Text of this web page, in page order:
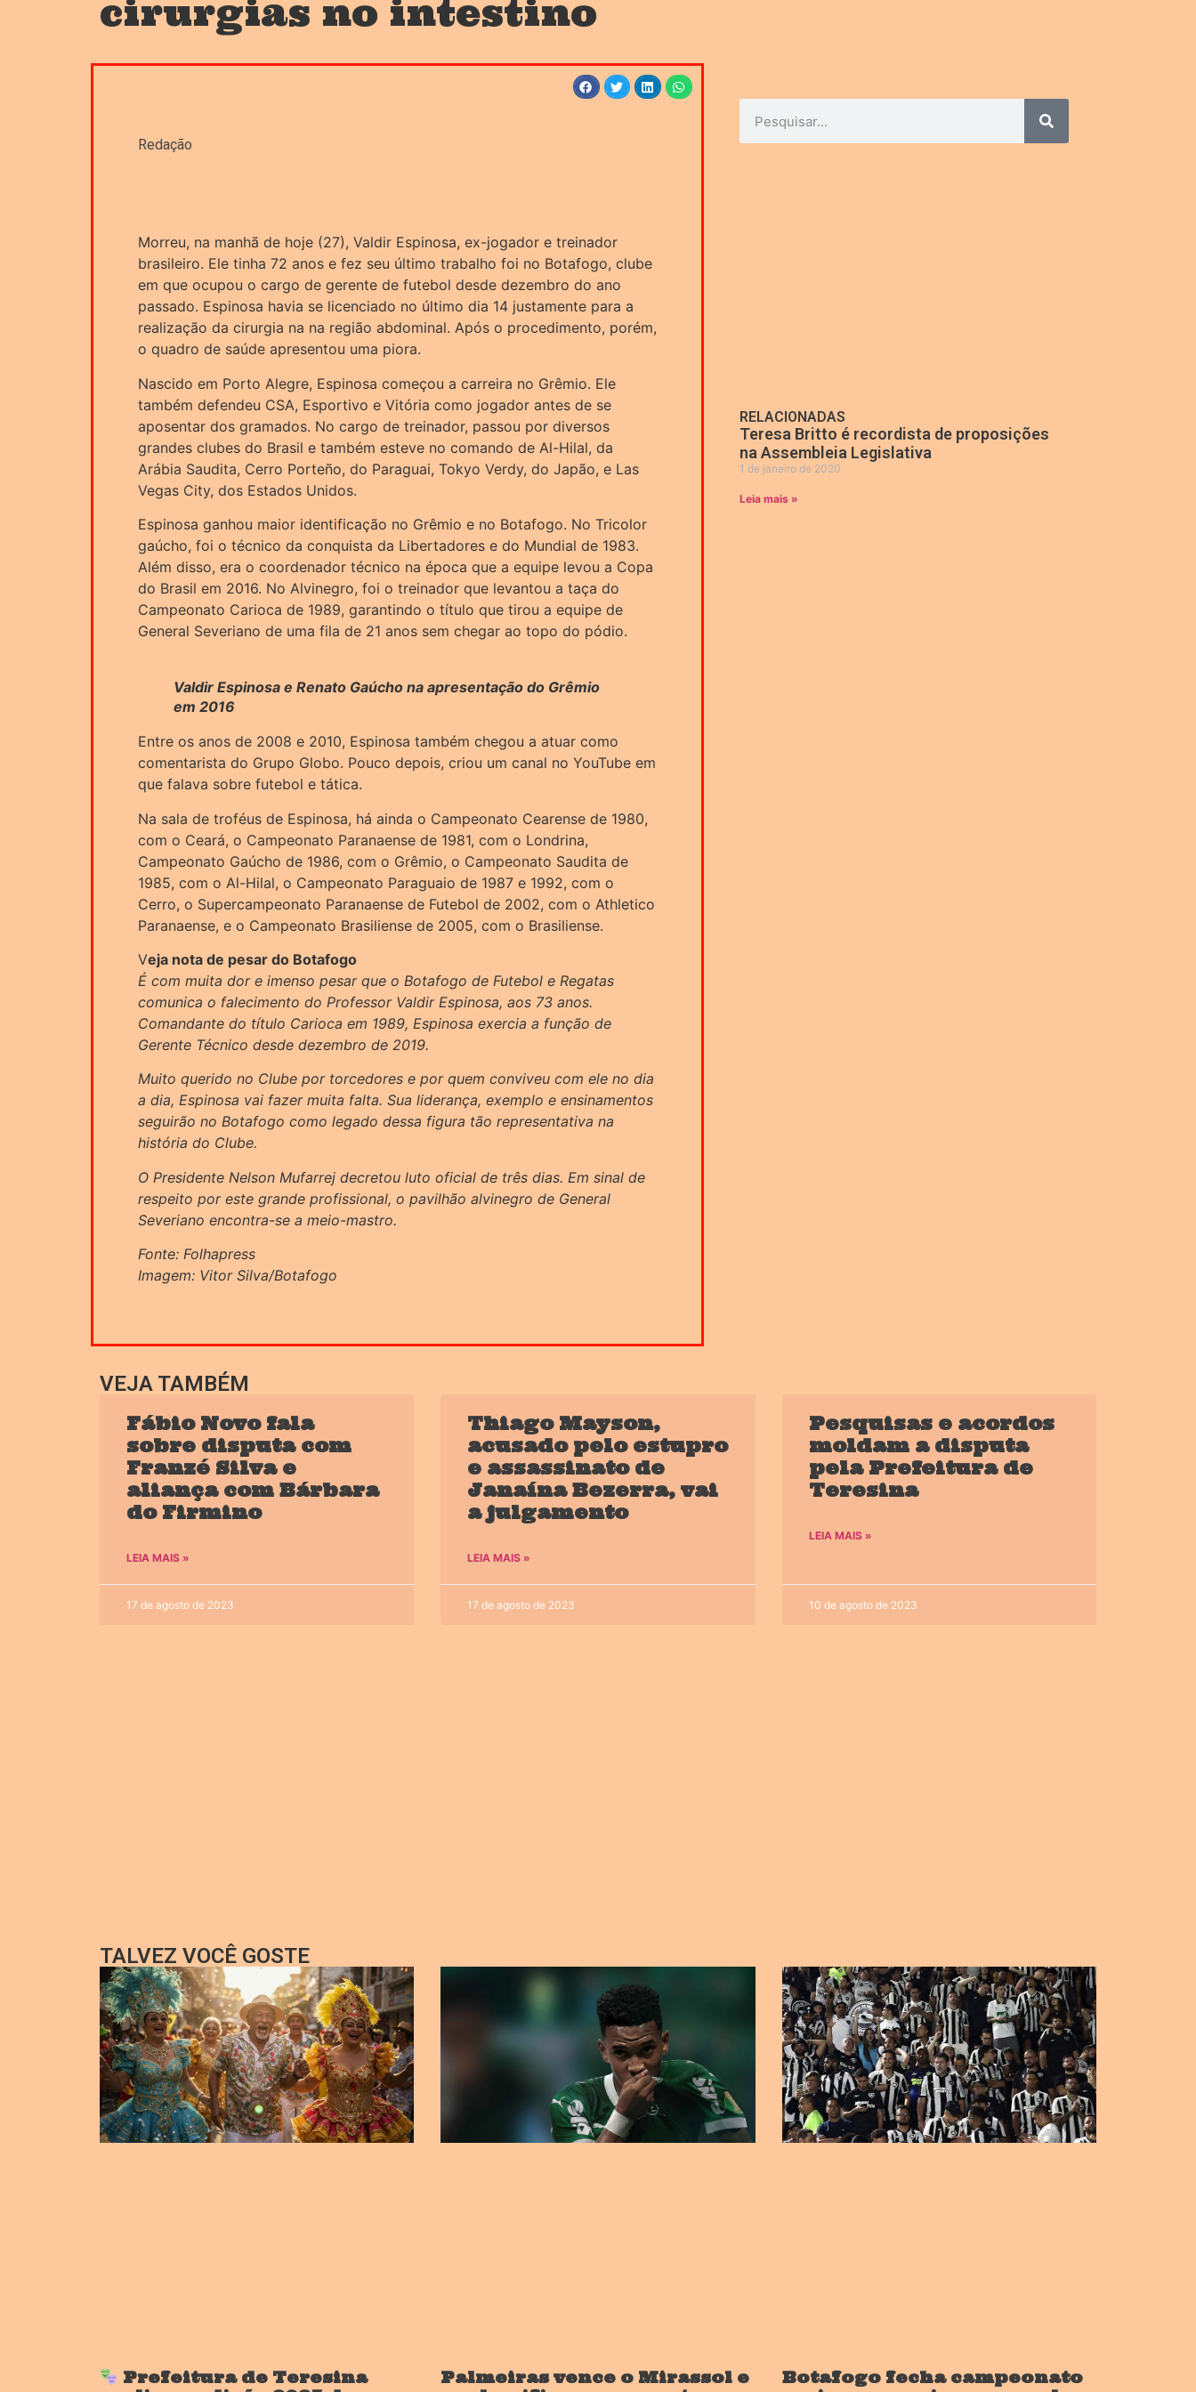
cirurgias no intestino
Redação
Morreu, na manhã de hoje (27), Valdir Espinosa, ex-jogador e treinador
brasileiro. Ele tinha 72 anos e fez seu último trabalho foi no Botafogo, clube
em que ocupou o cargo de gerente de futebol desde dezembro do ano
passado. Espinosa havia se licenciado no último dia 14 justamente para a
realização da cirurgia na na região abdominal. Após o procedimento, porém,
o quadro de saúde apresentou uma piora.
Nascido em Porto Alegre, Espinosa começou a carreira no Grêmio. Ele
também defendeu CSA, Esportivo e Vitória como jogador antes de se
aposentar dos gramados. No cargo de treinador, passou por diversos
grandes clubes do Brasil e também esteve no comando de Al-Hilal, da
Arábia Saudita, Cerro Porteño, do Paraguai, Tokyo Verdy, do Japão, e Las
Vegas City, dos Estados Unidos.
Espinosa ganhou maior identificação no Grêmio e no Botafogo. No Tricolor
gaúcho, foi o técnico da conquista da Libertadores e do Mundial de 1983.
Além disso, era o coordenador técnico na época que a equipe levou a Copa
do Brasil em 2016. No Alvinegro, foi o treinador que levantou a taça do
Campeonato Carioca de 1989, garantindo o título que tirou a equipe de
General Severiano de uma fila de 21 anos sem chegar ao topo do pódio.
Valdir Espinosa e Renato Gaúcho na apresentação do Grêmio
em 2016
Entre os anos de 2008 e 2010, Espinosa também chegou a atuar como
comentarista do Grupo Globo. Pouco depois, criou um canal no YouTube em
que falava sobre futebol e tática.
Na sala de troféus de Espinosa, há ainda o Campeonato Cearense de 1980,
com o Ceará, o Campeonato Paranaense de 1981, com o Londrina,
Campeonato Gaúcho de 1986, com o Grêmio, o Campeonato Saudita de
1985, com o Al-Hilal, o Campeonato Paraguaio de 1987 e 1992, com o
Cerro, o Supercampeonato Paranaense de Futebol de 2002, com o Athletico
Paranaense, e o Campeonato Brasiliense de 2005, com o Brasiliense.
Veja nota de pesar do Botafogo
É com muita dor e imenso pesar que o Botafogo de Futebol e Regatas
comunica o falecimento do Professor Valdir Espinosa, aos 73 anos.
Comandante do título Carioca em 1989, Espinosa exercia a função de
Gerente Técnico desde dezembro de 2019.
Muito querido no Clube por torcedores e por quem conviveu com ele no dia
a dia, Espinosa vai fazer muita falta. Sua liderança, exemplo e ensinamentos
seguirão no Botafogo como legado dessa figura tão representativa na
história do Clube.
O Presidente Nelson Mufarrej decretou luto oficial de três dias. Em sinal de
respeito por este grande profissional, o pavilhão alvinegro de General
Severiano encontra-se a meio-mastro.
Fonte: Folhapress
Imagem: Vitor Silva/Botafogo
RELACIONADAS
Teresa Britto é recordista de proposições
na Assembleia Legislativa
1 de janeiro de 2020
Leia mais »
VEJA TAMBÉM
Fábio Novo fala
sobre disputa com
Franzé Silva e
aliança com Bárbara
do Firmino
LEIA MAIS »
17 de agosto de 2023
Thiago Mayson,
acusado pelo estupro
e assassinato de
Janaína Bezerra, vai
a julgamento
LEIA MAIS »
17 de agosto de 2023
Pesquisas e acordos
moldam a disputa
pela Prefeitura de
Teresina
LEIA MAIS »
10 de agosto de 2023
TALVEZ VOCÊ GOSTE
Prefeitura de Teresina
Palmeiras vence o Mirassol e
Botafogo fecha campeonato